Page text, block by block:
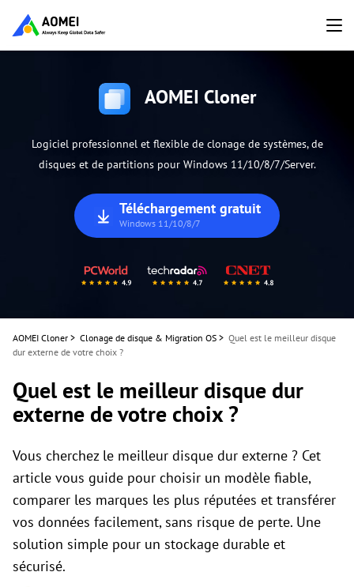
AOMEI Cloner
Logiciel professionnel et flexible de clonage de systèmes, de
disques et de partitions pour Windows 11/10/8/7/Server.
Téléchargement gratuit
Windows 11/10/8/7
AOMEI Cloner > Clonage de disque & Migration OS > Quel est le meilleur disque
dur externe de votre choix ?
Quel est le meilleur disque dur
externe de votre choix ?
Vous cherchez le meilleur disque dur externe ? Cet
article vous guide pour choisir un modèle fiable,
comparer les marques les plus réputées et transférer
vos données facilement, sans risque de perte. Une
solution simple pour un stockage durable et
sécurisé.